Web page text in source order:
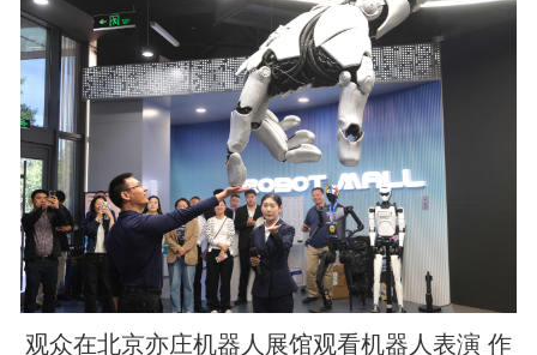
观众在北京亦庄机器人展馆观看机器人表演 作